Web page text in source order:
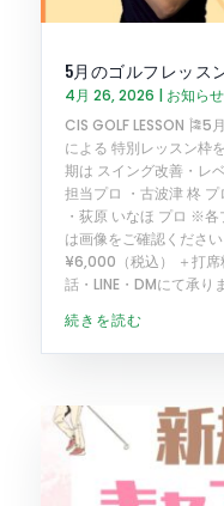
5月のゴルフレッス
4月 26, 2026 | お知らせ
CIS GOLF LESSON 🎏5
による 特別レッスン枠
期は スイング改善・レ
担当プロ ・古波津 柊
・荻原 いなほ プロ ※
は画像をご確認くださ
¥6,000（税込） ＋打
話・LINE・DMにて承
続きを読む